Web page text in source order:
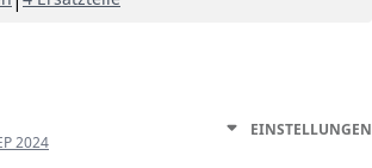
2024
EINSTELLUNGEN